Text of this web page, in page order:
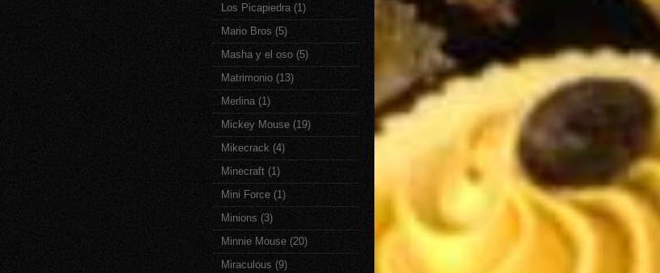
Los Picapiedra (1)
Mario Bros (5)
Masha y el oso (5)
Matrimonio (13)
Merlina (1)
Mickey Mouse (19)
Mikecrack (4)
Minecraft (1)
Mini Force (1)
Minions (3)
Minnie Mouse (20)
Miraculous (9)